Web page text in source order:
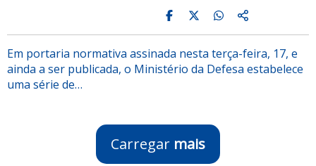
Em portaria normativa assinada nesta terça-feira, 17, e
ainda a ser publicada, o Ministério da Defesa estabelece
uma série de…
Carregar mais